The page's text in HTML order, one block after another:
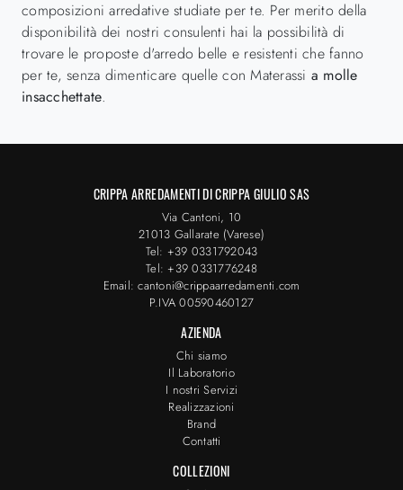
composizioni arredative studiate per te. Per merito della
disponibilità dei nostri consulenti hai la possibilità di
trovare le proposte d'arredo belle e resistenti che fanno
per te, senza dimenticare quelle con Materassi a molle
insacchettate.
CRIPPA ARREDAMENTI DI CRIPPA GIULIO SAS
Via Cantoni, 10
21013 Gallarate (Varese)
Tel: +39 0331792043
Tel: +39 0331776248
Email: cantoni@crippaarredamenti.com
P.IVA 00590460127
AZIENDA
Chi siamo
Il Laboratorio
I nostri Servizi
Realizzazioni
Brand
Contatti
COLLEZIONI